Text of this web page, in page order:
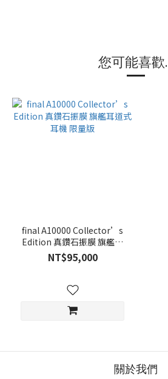
您可能喜歡
final A10000 Collector’s
Edition 真鑽石振膜 旗艦耳
道式耳機 限量版
NT$95,000
關於我們